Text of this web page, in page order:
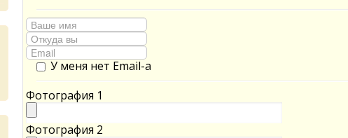
У меня нет Email-а
Фотография 1
Фотография 2